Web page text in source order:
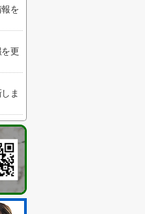
を
更
ま